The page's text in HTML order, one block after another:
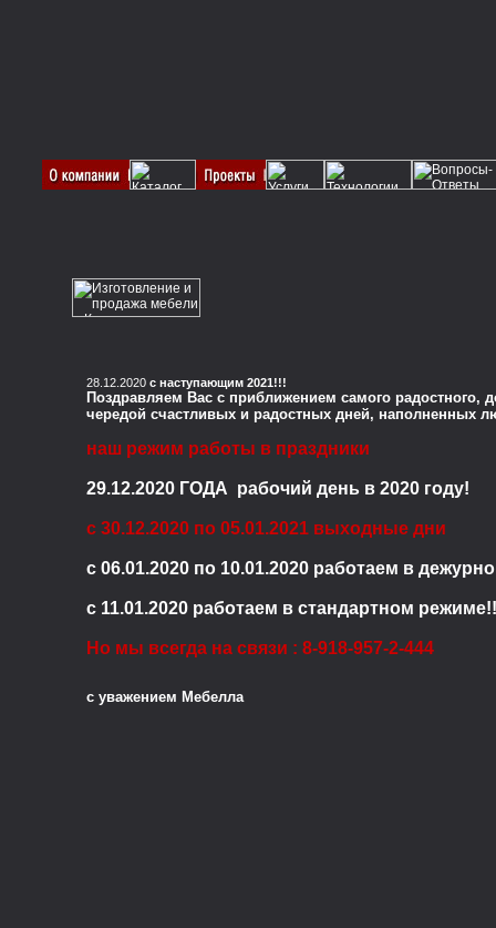
28.12.2020 с наступающим 2021!!!
Поздравляем Вас с приближением самого радостного,
чередой счастливых и радостных дней,
наш режим работы в праздники
29.12.2020 ГОДА рабочий день в 2020 году!
с 30.12.2020 по 05.01.2021 выходные дни
с 06.01.2020 по 10.01.2020 работаем в
с 11.01.2020 работаем в стандартном
Но мы всегда на связи : 8-918-957-2-444
с уважением Мебелла